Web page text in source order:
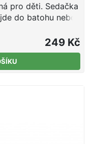
pro děti. Sedačka
do batohu nebo
Výška 25 cm249 Kč